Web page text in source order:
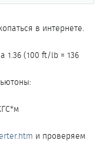
взять?
Скока-скока?
которая вступает в
- опять
- а какой,
до этого, ключ
в интернете.
1.36 (100 ft/lb = 136
и проверяем